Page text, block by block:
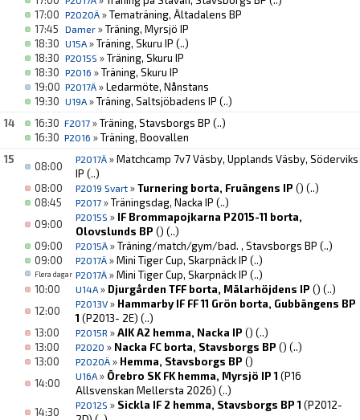
17:00 P2020Ä »Tematräning, Ältadalens BP
17:45
Damer »Träning, Myrsjö IP
18:30 U15A »Träning, Skuru IP (..)
18:30 P2015S »Träning, Skuru IP
18:30 P2016 »Träning, Skuru IP
19:00 P2017Ä »Ledarmöte, Nånstans
19:30 U19A »Träning, Saltsjöbadens IP (..)
14
16:30 F2017 »Träning, Stavsborgs BP (..)
16:30 P2016 »Träning, Boovallen
15
08:00
P2017Ä »Matchcamp 7v7 Väsby, Upplands Väsby, Söderviks
IP (..)
08:00
P2019 Svart »Turnering borta, Fruängens IP () (..)
08:45
P2017 »Träningsdag, Nacka IP (..)
09:00
P2015S » IF Brommapojkarna P2015-11 borta,
Olovslunds BP () (..)
09:00
P2015Ä »Träning/match/gym/bad. , Stavsborgs BP (..)
09:00
P2017Ä »Mini Tiger Cup, Skarpnäck IP (..)
Flera dagar P2017Ä »Mini Tiger Cup, Skarpnäck IP (..)
10:00
U14A » Djurgården TFF borta, Mälarhöjdens IP () (..)
12:00
P2013V » Hammarby IF FF 11 Grön borta, Gubbängens BP
1 (P2013- 2E) (..)
13:00
P2015R »AIK A2 hemma, Nacka IP () (..)
13:00
P2020 » Nacka FC borta, Stavsborgs BP () (..)
13:00
P2020Ä » Hemma, Stavsborgs BP ()
14:00
U16A » Örebro SK FK hemma, Myrsjö IP 1 (P16
Allsvenskan Mellersta 2026) (..)
14:30
P2012S » Sickla IF 2 hemma, Stavsborgs BP 1 (P2012-